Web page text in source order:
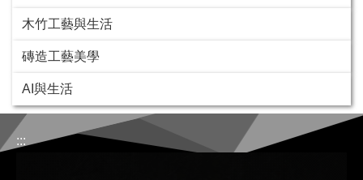
木竹工藝與生活
磚造工藝美學
AI與生活
:::